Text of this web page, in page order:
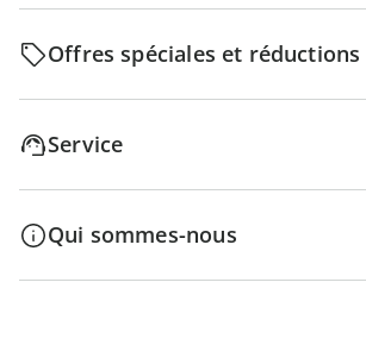
Offres spéciales et réductions
Service
Qui sommes-nous